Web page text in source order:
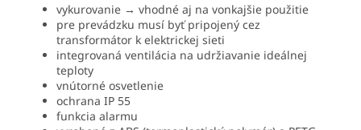
vykurovanie → vhodné aj na vonkajšie použitie
pre prevádzku musí byť pripojený cez
transformátor k elektrickej sieti
integrovaná ventilácia na udržiavanie ideálnej
teploty
vnútorné osvetlenie
ochrana IP 55
funkcia alarmu